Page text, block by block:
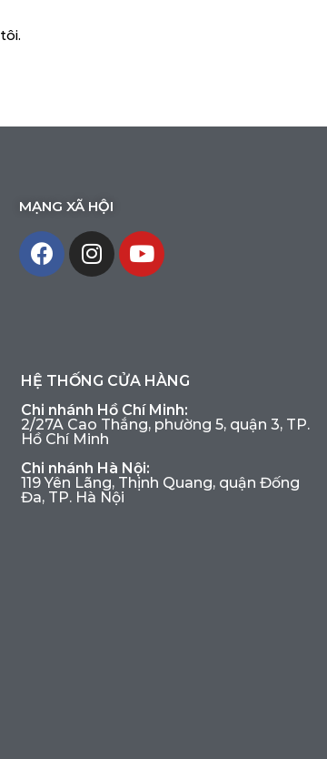
MẠNG XÃ HỘI
HỆ THỐNG CỬA HÀNG
Chi nhánh Hồ Chí Minh:
2/27A Cao Thắng, phường 5, quận 3, TP.
Hồ Chí Minh
Chi nhánh Hà Nội:
119 Yên Lãng, Thịnh Quang, quận Đống
Đa, TP. Hà Nội